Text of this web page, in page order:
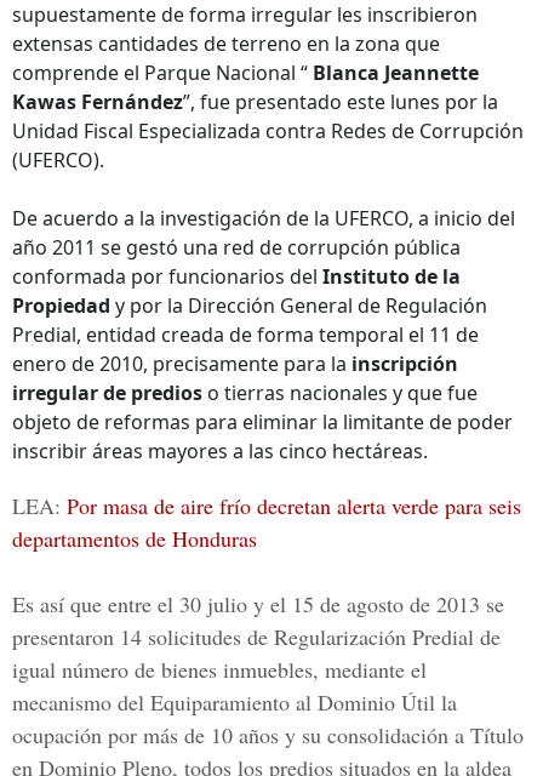
supuestamente de forma irregular les inscribieron
extensas cantidades de terreno en la zona que
comprende el Parque Nacional “ Blanca Jeannette
Kawas Fernández”, fue presentado este lunes por la
Unidad Fiscal Especializada contra Redes de Corrupción
(UFERCO).
De acuerdo a la investigación de la UFERCO, a inicio del
año 2011 se gestó una red de corrupción pública
conformada por funcionarios del Instituto de la
Propiedad y por la Dirección General de Regulación
Predial, entidad creada de forma temporal el 11 de
enero de 2010, precisamente para la inscripción
irregular de predios o tierras nacionales y que fue
objeto de reformas para eliminar la limitante de poder
inscribir áreas mayores a las cinco hectáreas.
LEA: Por masa de aire frío decretan alerta verde para seis
departamentos de Honduras
Es así que entre el 30 julio y el 15 de agosto de 2013 se
presentaron 14 solicitudes de Regularización Predial de
igual número de bienes inmuebles, mediante el
mecanismo del Equiparamiento al Dominio Útil la
ocupación por más de 10 años y su consolidación a Título
en Dominio Pleno, todos los predios situados en la aldea